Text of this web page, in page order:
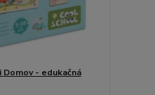
- edukačná